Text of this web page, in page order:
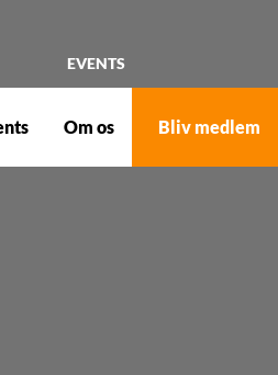
Om os Bliv medlem
EVENTS